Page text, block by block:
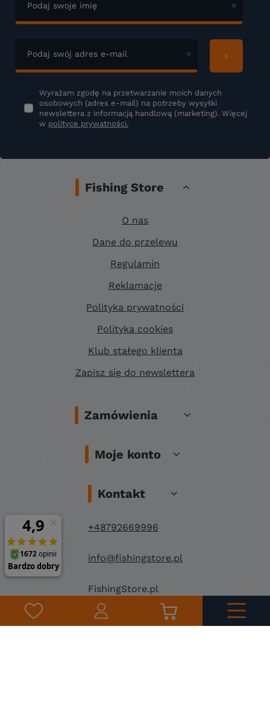
Podaj swoje imię
Podaj swój adres e-mail
Wyrażam zgodę na przetwarzanie moich danych
osobowych (adres e-mail) na potrzeby wysyłki
newslettera z informacją handlową (marketing). Więcej
w polityce prywatności.
Fishing Store
O nas
Dane do przelewu
Regulamin
Reklamacje
Polityka prywatności
Polityka cookies
Klub stałego klienta
Zapisz się do newslettera
Zamówienia
Moje konto
Kontakt
+48792669996
info@fishingstore.pl
FishingStore.pl
Kuznocin 1